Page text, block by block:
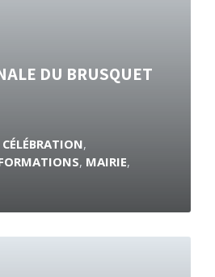
DU BRUSQUET
CÉLÉBRATION,
, MAIRIE,